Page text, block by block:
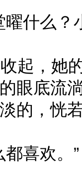
什么？
起，她
眼底流
的，恍
喜欢。”